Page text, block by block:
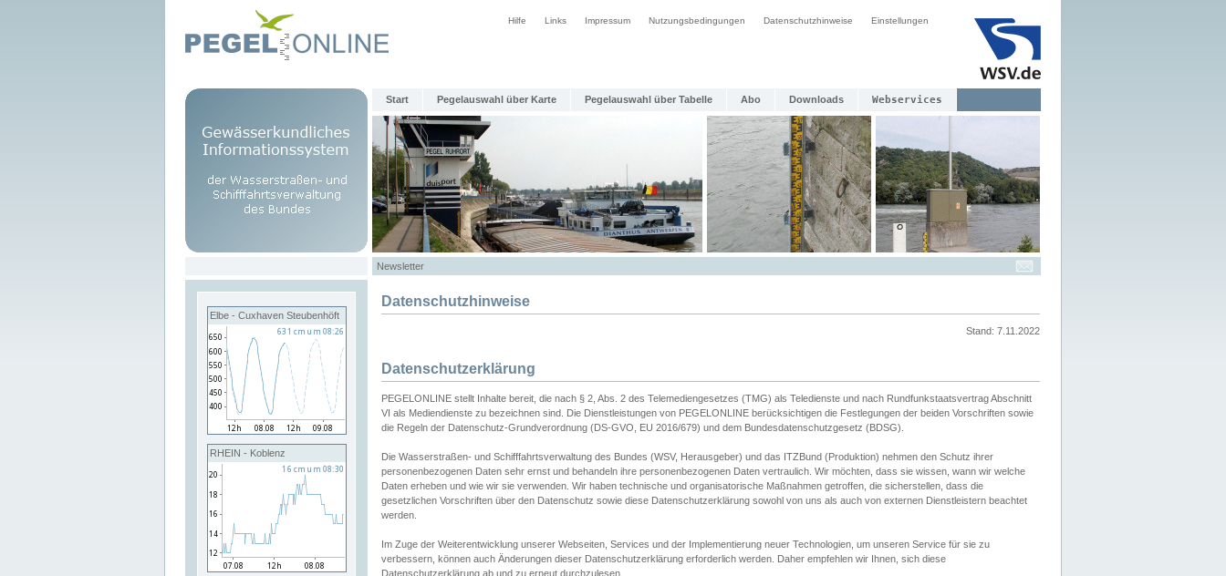
Hilfe Links Impressum Nutzungsbedingungen Datenschutzhinweise Einstellungen
Start Pegelauswahl über Karte Pegelauswahl über Tabelle Abo Downloads Webservices
Newsletter
Elbe - Cuxhaven Steubenhöft
RHEIN - Koblenz
Datenschutzhinweise
Stand: 7.11.2022
Datenschutzerklärung
PEGELONLINE stellt Inhalte bereit, die nach § 2, Abs. 2 des Telemediengesetzes (TMG) als Teledienste und nach Rundfunkstaatsvertrag Abschnitt
VI als Mediendienste zu bezeichnen sind. Die Dienstleistungen von PEGELONLINE berücksichtigen die Festlegungen der beiden Vorschriften sowie
die Regeln der Datenschutz-Grundverordnung (DS-GVO, EU 2016/679) und dem Bundesdatenschutzgesetz (BDSG).
Die Wasserstraßen- und Schifffahrtsverwaltung des Bundes (WSV, Herausgeber) und das ITZBund (Produktion) nehmen den Schutz ihrer
personenbezogenen Daten sehr ernst und behandeln ihre personenbezogenen Daten vertraulich. Wir möchten, dass sie wissen, wann wir welche
Daten erheben und wie wir sie verwenden. Wir haben technische und organisatorische Maßnahmen getroffen, die sicherstellen, dass die
gesetzlichen Vorschriften über den Datenschutz sowie diese Datenschutzerklärung sowohl von uns als auch von externen Dienstleistern beachtet
werden.
Im Zuge der Weiterentwicklung unserer Webseiten, Services und der Implementierung neuer Technologien, um unseren Service für sie zu
verbessern, können auch Änderungen dieser Datenschutzerklärung erforderlich werden. Daher empfehlen wir Ihnen, sich diese
Datenschutzerklärung ab und zu erneut durchzulesen.